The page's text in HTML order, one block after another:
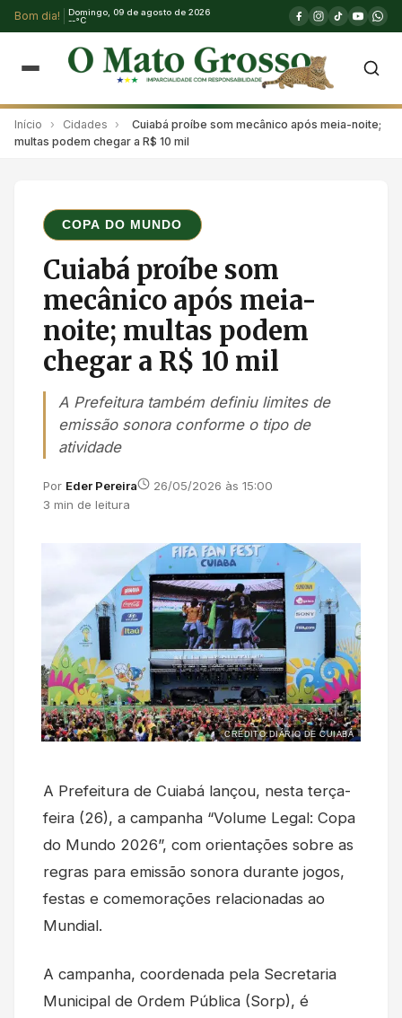
Bom dia!
Domingo, 09 de agosto de 2026
--°C
Início › Cidades ›
Cuiabá proíbe som mecânico após meia-noite;
multas podem chegar a R$ 10 mil
COPA DO MUNDO
Cuiabá proíbe som
mecânico após meia-
noite; multas podem
chegar a R$ 10 mil
A Prefeitura também definiu limites de
emissão sonora conforme o tipo de
atividade
Por Eder Pereira
26/05/2026 às 15:00
3 min de leitura
CRÉDITO:DIÁRIO DE CUIABÁ
A Prefeitura de Cuiabá lançou, nesta terça-
feira (26), a campanha “Volume Legal: Copa
do Mundo 2026”, com orientações sobre as
regras para emissão sonora durante jogos,
festas e comemorações relacionadas ao
Mundial.
A campanha, coordenada pela Secretaria
Municipal de Ordem Pública (Sorp), é